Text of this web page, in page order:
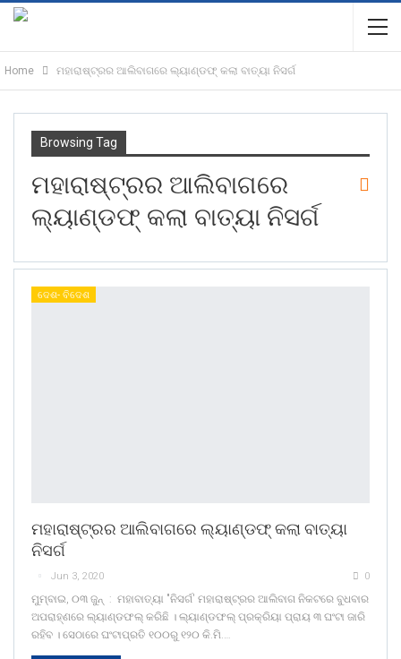
Home ମହାରାଷ୍ଟ୍ରର ଆଲିବାଗରେ ଲ୍ୟାଣ୍ଡଫ୍ କଲା ବାତ୍ୟା ନିସର୍ଗ
Browsing Tag
ମହାରାଷ୍ଟ୍ରର ଆଲିବାଗରେ
ଲ୍ୟାଣ୍ଡଫ୍ କଲା ବାତ୍ୟା ନିସର୍ଗ
ଦେଶ- ବିଦେଶ
ମହାରାଷ୍ଟ୍ରର ଆଲିବାଗରେ ଲ୍ୟାଣ୍ଡଫ୍ କଲା ବାତ୍ୟା
ନିସର୍ଗ
Jun 3, 2020 0
ମୁମ୍ବାଇ, ୦୩ ଜୁନ୍ : ମହାବାତ୍ୟା "ନିସର୍ଗ' ମହାରାଷ୍ଟ୍ରର ଆଲିବାଗ ନିକଟରେ ବୁଧବାର
ଅପରାହ୍ଣରେ ଲ୍ୟାଣ୍ଡଫଲ୍ କରିଛି । ଲ୍ୟାଣ୍ଡଫଲ୍ ପ୍ରକ୍ରିୟା ପ୍ରାୟ ୩ ଘଂଟା ଜାରି
ରହିବ । ସେଠାରେ ଘଂଟାପ୍ରତି ୧୦୦ରୁ ୧୨୦ କି.ମି.…